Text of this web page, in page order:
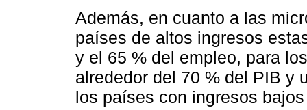
Además, en cuanto a las
países de altos ingresos
y el 65 % del empleo, para
alrededor del 70 % del PIB y
los países con ingresos